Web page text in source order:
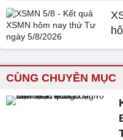
CÙNG CHUYÊN MỤC